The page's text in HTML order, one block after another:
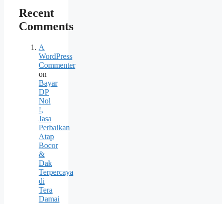
Recent
Comments
A
WordPress
Commenter
on
Bayar
DP
Nol
!,
Jasa
Perbaikan
Atap
Bocor
&
Dak
Terpercaya
di
Tera
Damai